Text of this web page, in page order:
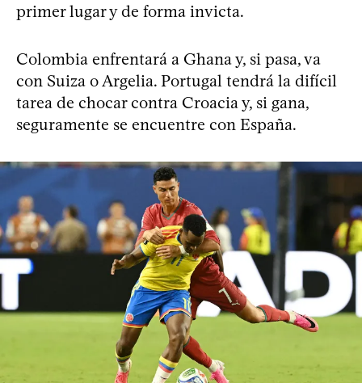
primer lugar y de forma invicta.
Colombia enfrentará a Ghana y, si pasa, va
con Suiza o Argelia. Portugal tendrá la difícil
tarea de chocar contra Croacia y, si gana,
seguramente se encuentre con España.